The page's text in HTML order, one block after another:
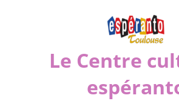
Le Centre